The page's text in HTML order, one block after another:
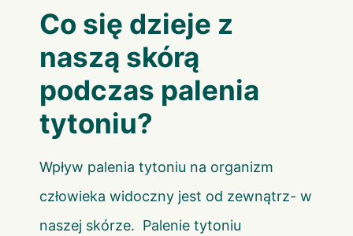
Co się dzieje z
naszą skórą
podczas palenia
tytoniu?
Wpływ palenia tytoniu na organizm
człowieka widoczny jest od zewnątrz- w
naszej skórze. Palenie tytoniu